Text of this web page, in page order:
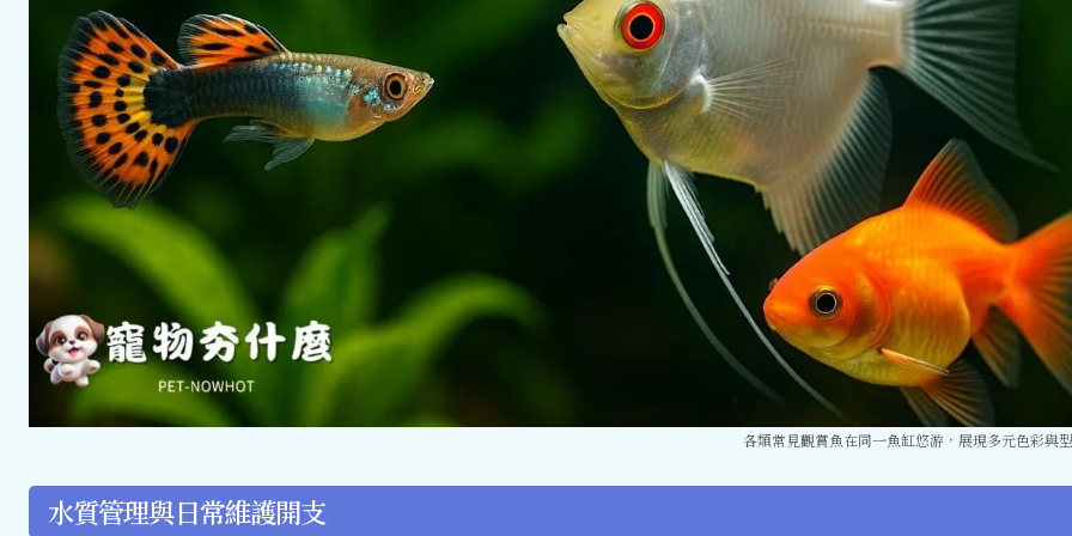
各類常見觀賞魚在同一魚缸悠游，展現多元色彩與
水質管理與日常維護開支